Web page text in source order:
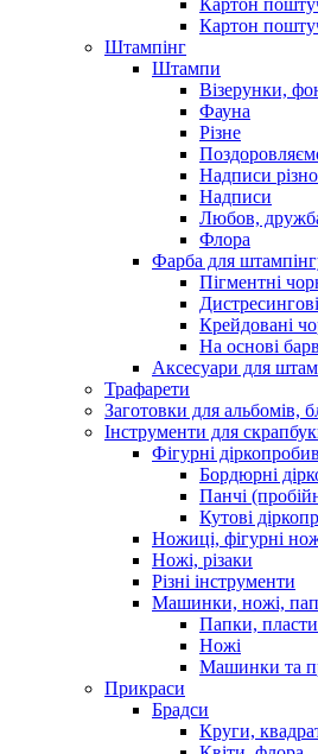
Картон
Штампінг
Штампи
Візерунки,
Фауна
Різне
Надписи
Надписи
Любов,
Флора
Фарба для
Пігментні
Крейдовані
На основі
Аксесуари для
Трафарети
Заготовки для альбомів,
Інструменти для
Фігурні
Бордюрні
Панчі
Кутові
Ножиці, фігурні
Ножі, різаки
Різні інструменти
Машинки, ножі,
Папки,
Ножі
Машинки та
Прикраси
Брадси
Круги,